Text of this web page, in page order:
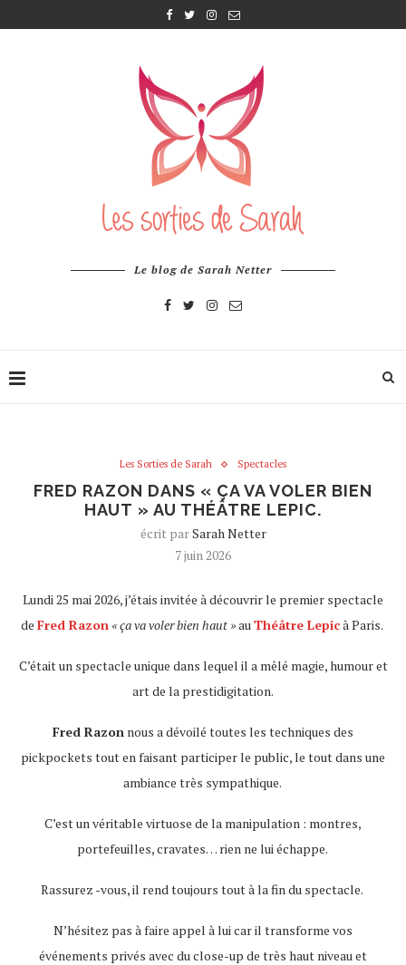
Le blog de Sarah Netter
Les Sorties de Sarah Spectacles
FRED RAZON DANS « ÇA VA VOLER BIEN
HAUT » AU THÉÂTRE LEPIC.
écrit parSarah Netter
7 juin 2026
Lundi 25 mai 2026, j’étais invitée à découvrir le premier spectacle
de Fred Razon« ça va voler bien haut »auThéâtre Lepicà Paris.
C’était un spectacle unique dans lequel il a mêlé magie, humour et
art de la prestidigitation.
Fred Razon nous a dévoilé toutes les techniques des
pickpockets tout en faisant participer le public, le tout dans une
ambiance très sympathique.
C’est un véritable virtuose de la manipulation : montres,
portefeuilles, cravates… rien ne lui échappe.
Rassurez -vous, il rend toujours tout à la fin du spectacle.
N’hésitez pas à faire appel à lui car il transforme vos
événements privés avec du close-up de très haut niveau et